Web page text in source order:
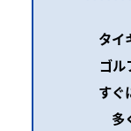
タイ
ゴル
すぐ
多